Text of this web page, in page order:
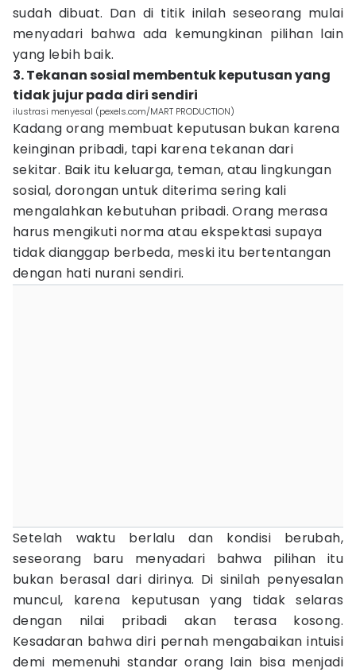
sudah dibuat. Dan di titik inilah seseorang mulai
menyadari bahwa ada kemungkinan pilihan lain
yang lebih baik.
3. Tekanan sosial membentuk keputusan yang
tidak jujur pada diri sendiri
ilustrasi menyesal (pexels.com/MART PRODUCTION)
Kadang orang membuat keputusan bukan karena
keinginan pribadi, tapi karena tekanan dari
sekitar. Baik itu keluarga, teman, atau lingkungan
sosial, dorongan untuk diterima sering kali
mengalahkan kebutuhan pribadi. Orang merasa
harus mengikuti norma atau ekspektasi supaya
tidak dianggap berbeda, meski itu bertentangan
dengan hati nurani sendiri.
Setelah waktu berlalu dan kondisi berubah,
seseorang baru menyadari bahwa pilihan itu
bukan berasal dari dirinya. Di sinilah penyesalan
muncul, karena keputusan yang tidak selaras
dengan nilai pribadi akan terasa kosong.
Kesadaran bahwa diri pernah mengabaikan intuisi
demi memenuhi standar orang lain bisa menjadi